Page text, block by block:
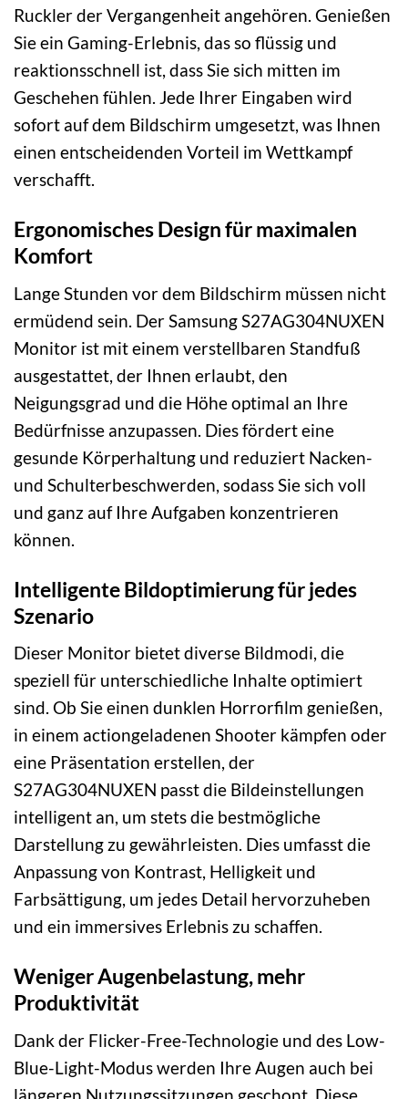
Ruckler der Vergangenheit angehören. Genießen
Sie ein Gaming-Erlebnis, das so flüssig und
reaktionsschnell ist, dass Sie sich mitten im
Geschehen fühlen. Jede Ihrer Eingaben wird
sofort auf dem Bildschirm umgesetzt, was Ihnen
einen entscheidenden Vorteil im Wettkampf
verschafft.
Ergonomisches Design für maximalen
Komfort
Lange Stunden vor dem Bildschirm müssen nicht
ermüdend sein. Der Samsung S27AG304NUXEN
Monitor ist mit einem verstellbaren Standfuß
ausgestattet, der Ihnen erlaubt, den
Neigungsgrad und die Höhe optimal an Ihre
Bedürfnisse anzupassen. Dies fördert eine
gesunde Körperhaltung und reduziert Nacken-
und Schulterbeschwerden, sodass Sie sich voll
und ganz auf Ihre Aufgaben konzentrieren
können.
Intelligente Bildoptimierung für jedes
Szenario
Dieser Monitor bietet diverse Bildmodi, die
speziell für unterschiedliche Inhalte optimiert
sind. Ob Sie einen dunklen Horrorfilm genießen,
in einem actiongeladenen Shooter kämpfen oder
eine Präsentation erstellen, der
S27AG304NUXEN passt die Bildeinstellungen
intelligent an, um stets die bestmögliche
Darstellung zu gewährleisten. Dies umfasst die
Anpassung von Kontrast, Helligkeit und
Farbsättigung, um jedes Detail hervorzuheben
und ein immersives Erlebnis zu schaffen.
Weniger Augenbelastung, mehr
Produktivität
Dank der Flicker-Free-Technologie und des Low-
Blue-Light-Modus werden Ihre Augen auch bei
längeren Nutzungssitzungen geschont. Diese